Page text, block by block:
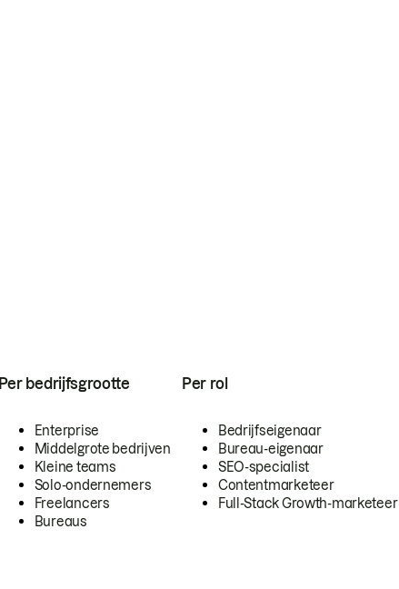
Per bedrijfsgrootte
Enterprise
Middelgrote bedrijven
Kleine teams
Solo-ondernemers
Freelancers
Bureaus
Per rol
Bedrijfseigenaar
Bureau-eigenaar
SEO-specialist
Contentmarketeer
Full-Stack Growth-marketeer